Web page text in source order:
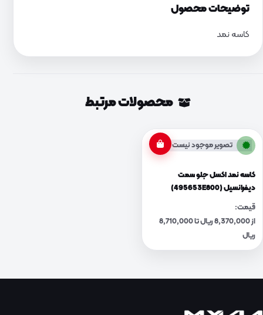
توضیحات محصول
کاسه نمد
محصولات مرتبط
تصویر موجود نیست
کاسه نمد اکسل جلو سمت
دیفرانسیل (495653E800)
قیمت:
از 8,370,000 ریال تا 8,710,000
ریال